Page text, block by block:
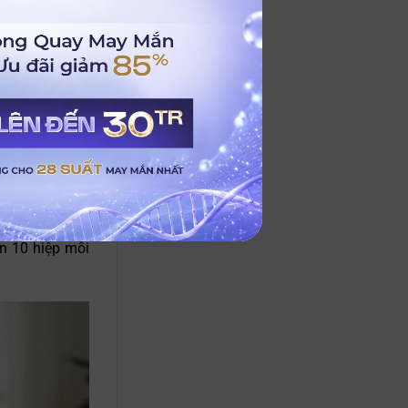
lớp mô sụt
miệng
môi trên và
kháng nhẹ
10 hiệp mỗi